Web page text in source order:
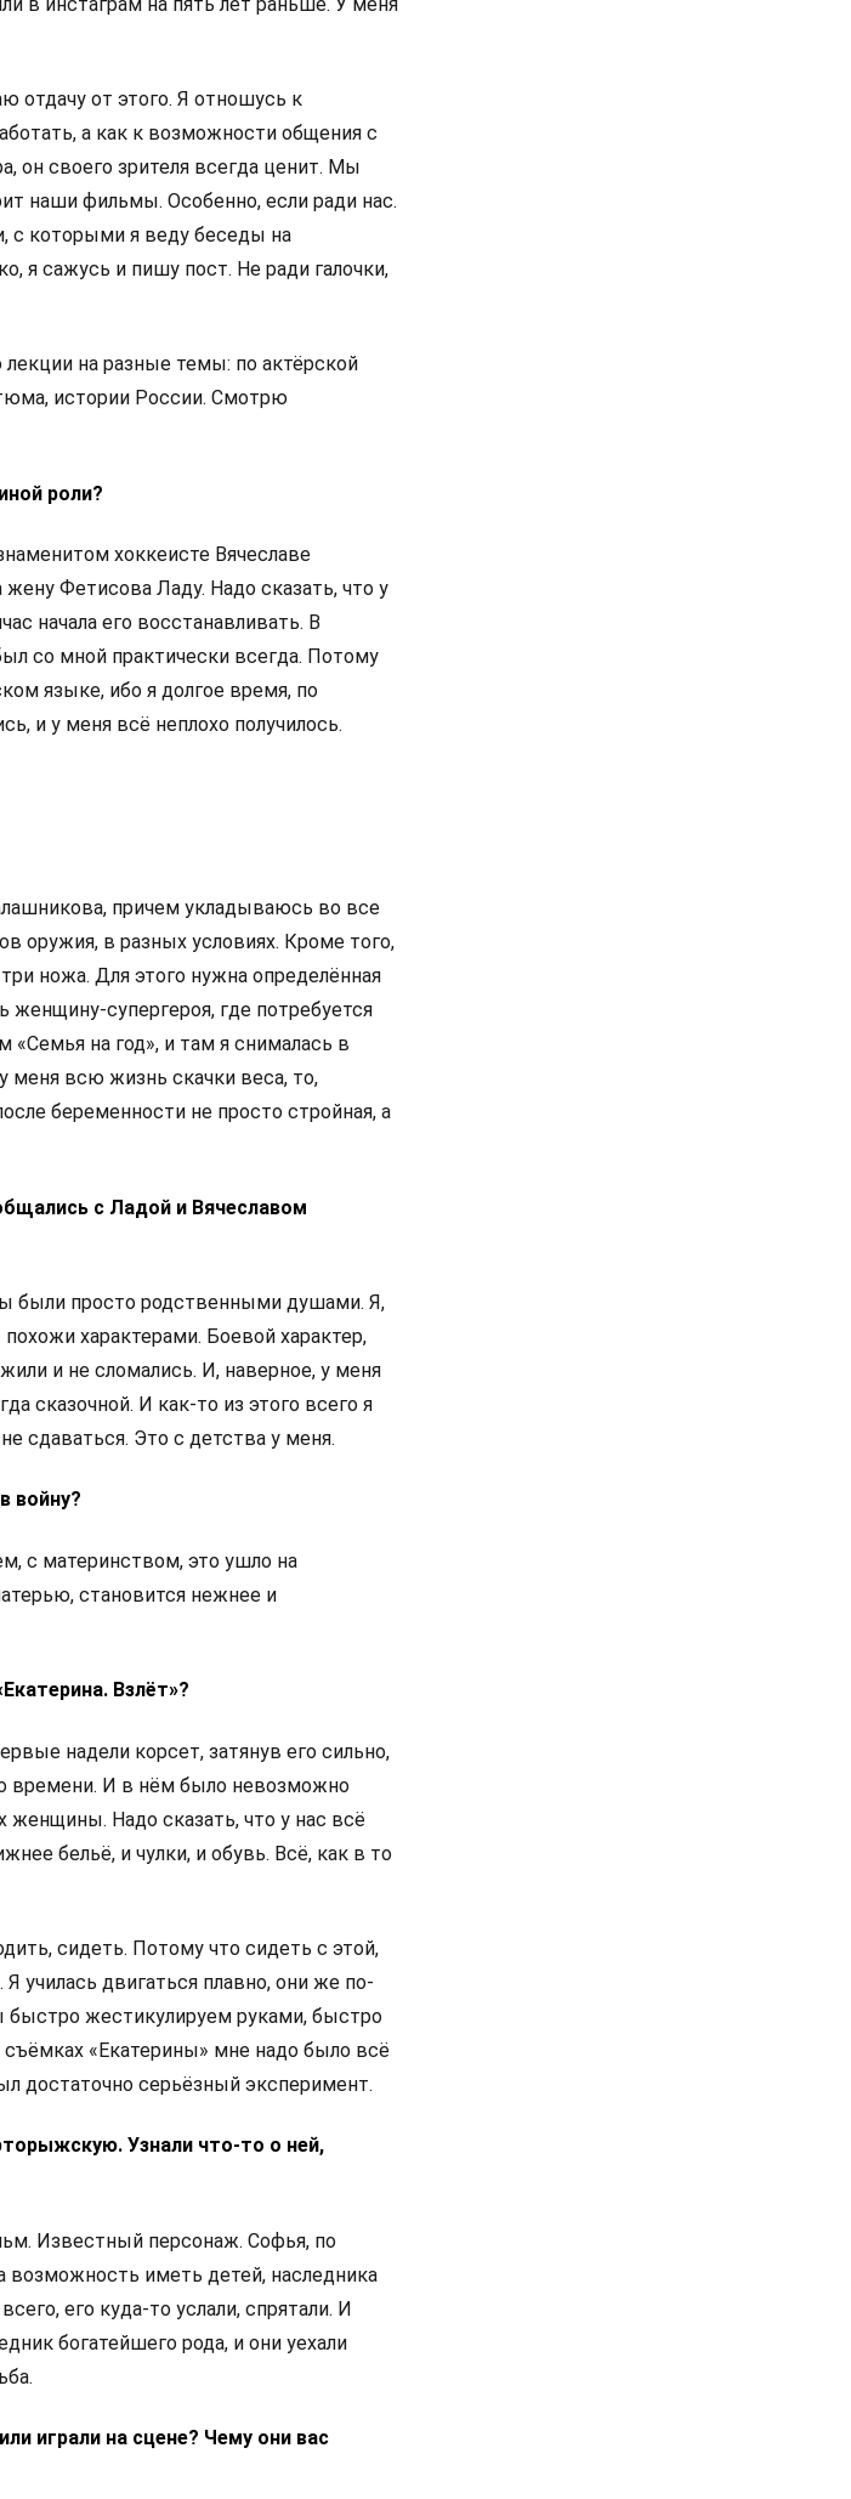
отдачу от этого. Я отношусь к
а как к возможности общения с
он своего зрителя всегда ценит. Мы
наши фильмы. Особенно, если ради нас.
с которыми я веду беседы на
я сажусь и пишу пост. Не ради галочки,
на разные темы: по актёрской
истории России. Смотрю
роли?
хоккеисте Вячеславе
Фетисова Ладу. Надо сказать, что у
начала его восстанавливать. В
со мной практически всегда. Потому
языке, ибо я долгое время, по
и у меня всё неплохо получилось.
причем укладываюсь во все
оружия, в разных условиях. Кроме того,
ножа. Для этого нужна определённая
женщину-супергероя, где потребуется
на год», и там я снималась в
меня всю жизнь скачки веса, то,
беременности не просто стройная, а
с Ладой и Вячеславом
были просто родственными душами. Я,
характерами. Боевой характер,
и не сломались. И, наверное, у меня
сказочной. И как-то из этого всего я
сдаваться. Это с детства у меня.
войну?
с материнством, это ушло на
становится нежнее и
Взлёт»?
надели корсет, затянув его сильно,
времени. И в нём было невозможно
женщины. Надо сказать, что у нас всё
бельё, и чулки, и обувь. Всё, как в то
сидеть. Потому что сидеть с этой,
училась двигаться плавно, они же по-
жестикулируем руками, быстро
«Екатерины» мне надо было всё
достаточно серьёзный эксперимент.
Узнали что-то о ней,
Известный персонаж. Софья, по
возможность иметь детей, наследника
его куда-то услали, спрятали. И
богатейшего рода, и они уехали
играли на сцене? Чему они вас